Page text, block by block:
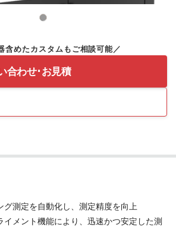
合わせ･お見積
グ測定を自動化し、測定精度を向上
イメント機能により、迅速かつ安定した測